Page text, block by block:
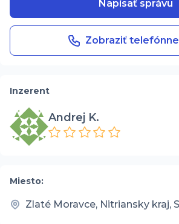
Inzerent
Andrej K.
Napísať správu
Zobraziť
Miesto:
Zlaté Moravce, Nitriansky kraj,